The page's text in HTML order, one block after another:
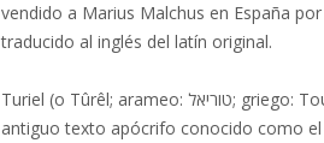
vendido a Marius Malchus en España
traducido al inglés del latín original.
Turiel (o Tûrêl; arameo: טוריאל; griego: Τουριήλ) es un observador caído en el
antiguo texto apócrifo conocido como el